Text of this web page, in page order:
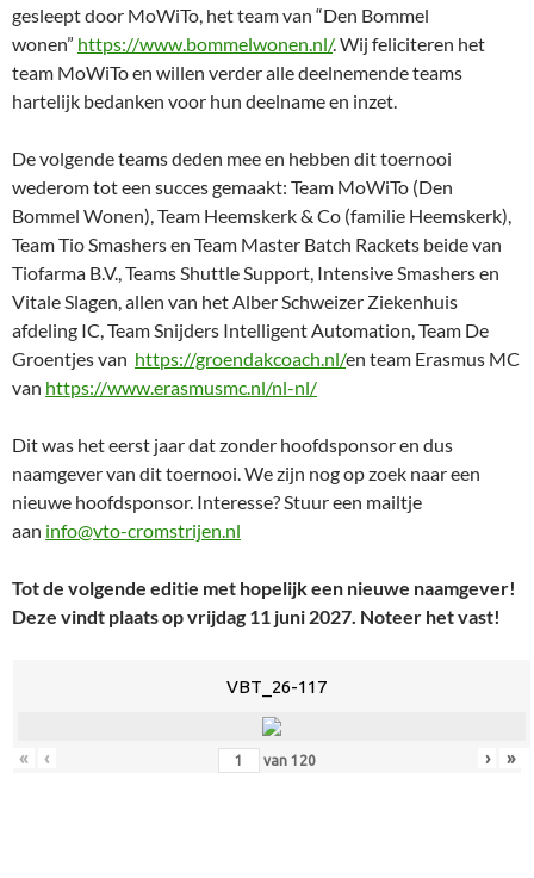
gesleept door MoWiTo, het team van “Den Bommel
wonen” https://www.bommelwonen.nl/. Wij feliciteren het
team MoWiTo en willen verder alle deelnemende teams
hartelijk bedanken voor hun deelname en inzet.
De volgende teams deden mee en hebben dit toernooi
wederom tot een succes gemaakt: Team MoWiTo (Den
Bommel Wonen), Team Heemskerk & Co (familie Heemskerk),
Team Tio Smashers en Team Master Batch Rackets beide van
Tiofarma B.V., Teams Shuttle Support, Intensive Smashers en
Vitale Slagen, allen van het Alber Schweizer Ziekenhuis
afdeling IC, Team Snijders Intelligent Automation, Team De
Groentjes van https://groendakcoach.nl/en team Erasmus MC
van https://www.erasmusmc.nl/nl-nl/
Dit was het eerst jaar dat zonder hoofdsponsor en dus
naamgever van dit toernooi. We zijn nog op zoek naar een
nieuwe hoofdsponsor. Interesse? Stuur een mailtje
aan info@vto-cromstrijen.nl
Tot de volgende editie met hopelijk een nieuwe naamgever!
Deze vindt plaats op vrijdag 11 juni 2027. Noteer het vast!
VBT_26-117
« ‹ van 120 › »